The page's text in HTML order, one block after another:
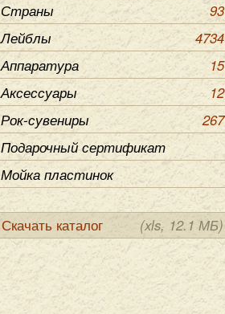
Страны
93
Лейблы
4734
Аппаратура
15
Аксессуары
12
Рок-сувениры
267
Подарочный сертификат
Мойка пластинок
Скачать каталог (xls, 12.1 МБ)